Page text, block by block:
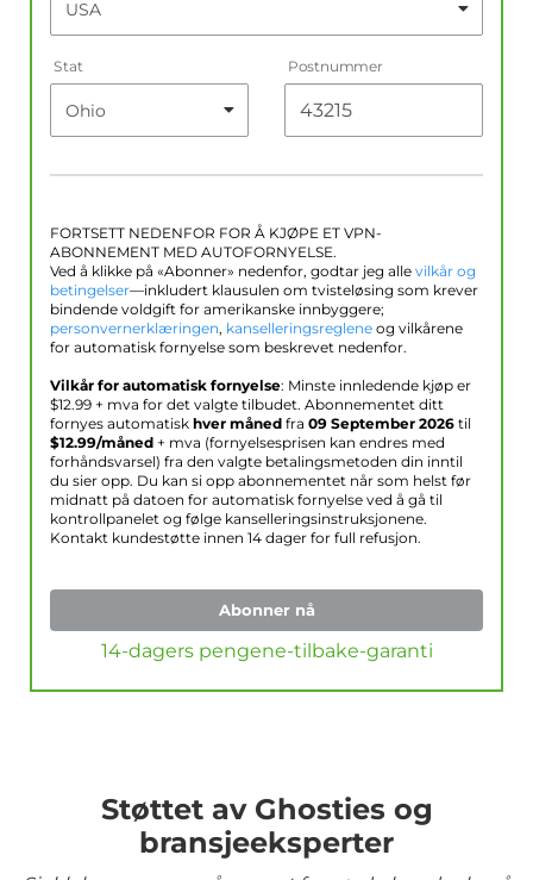
Stat Postnummer
FORTSETT NEDENFOR FOR Å KJØPE ET VPN-
ABONNEMENT MED AUTOFORNYELSE.
Ved å klikke på «Abonner» nedenfor, godtar jeg alle vilkår og
betingelser—inkludert klausulen om tvisteløsing som krever
bindende voldgift for amerikanske innbyggere;
personvernerklæringen, kanselleringsreglene og vilkårene
for automatisk fornyelse som beskrevet nedenfor.
Vilkår for automatisk fornyelse: Minste innledende kjøp er
$12.99 + mva for det valgte tilbudet. Abonnementet ditt
fornyes automatisk hver måned fra 09 September 2026 til
$12.99/måned + mva (fornyelsesprisen kan endres med
forhåndsvarsel) fra den valgte betalingsmetoden din inntil
du sier opp. Du kan si opp abonnementet når som helst før
midnatt på datoen for automatisk fornyelse ved å gå til
kontrollpanelet og følge kanselleringsinstruksjonene.
Kontakt kundestøtte innen 14 dager for full refusjon.
Abonner nå
14-dagers pengene-tilbake-garanti
Støttet av Ghosties og
bransjeeksperter